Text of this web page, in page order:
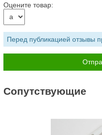
Оцените товар:
Перед публикацией отзывы
Cопутствующие